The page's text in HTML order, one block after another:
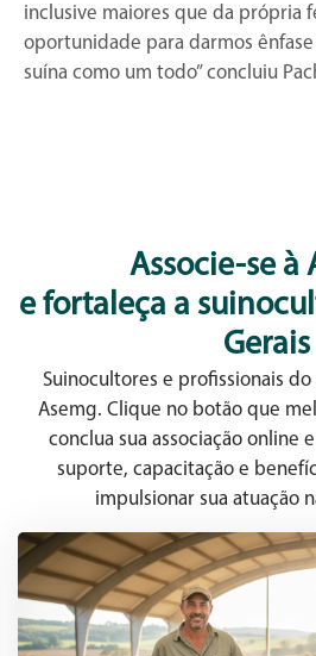
inclusive maiores que da própria
oportunidade para darmos ênfase
suína como um todo” concluiu
Associe-se à
e fortaleça a
Gerais
Suinocultores e profissionais
Asemg. Clique no botão que
conclua sua associação online
suporte, capacitação e
impulsionar sua atuação